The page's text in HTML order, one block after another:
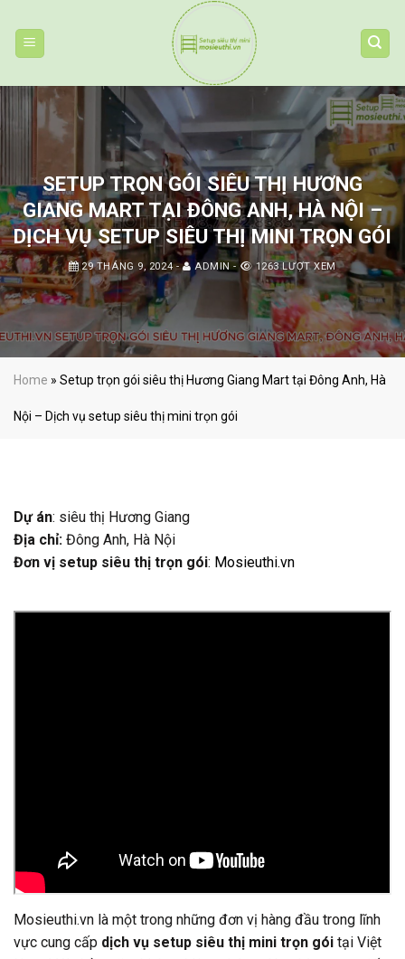
content
SETUP TRỌN GÓI SIÊU THỊ HƯƠNG
GIANG MART TẠI ĐÔNG ANH, HÀ NỘI –
DỊCH VỤ SETUP SIÊU THỊ MINI TRỌN GÓI
29 THÁNG 9, 2024- ADMIN - 1263 LƯỢT XEM
Home » Setup trọn gói siêu thị Hương Giang Mart tại Đông Anh, Hà
Nội – Dịch vụ setup siêu thị mini trọn gói
Dự án: siêu thị Hương Giang
Địa chỉ: Đông Anh, Hà Nội
Đơn vị setup siêu thị trọn gói: Mosieuthi.vn
Mosieuthi.vn là một trong những đơn vị hàng đầu trong lĩnh
vực cung cấp dịch vụ setup siêu thị mini trọn gói tại Việt